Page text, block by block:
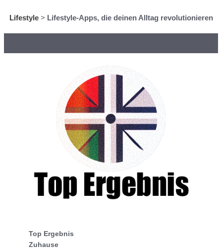
Lifestyle> Lifestyle-Apps, die deinen Alltag revolutionieren
Top Ergebnis
Zuhause